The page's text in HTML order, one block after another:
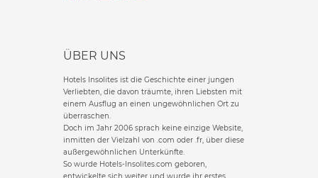
ÜBER UNS
Hotels Insolites ist die Geschichte einer jungen
Verliebten, die davon träumte, ihren Liebsten mit
einem Ausflug an einen ungewöhnlichen Ort zu
überraschen.
Doch im Jahr 2006 sprach keine einzige Website,
inmitten der Vielzahl von .com oder .fr, über diese
außergewöhnlichen Unterkünfte.
So wurde Hotels-Insolites.com geboren,